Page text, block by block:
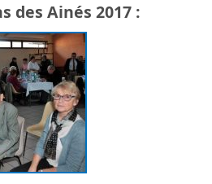
des Ainés 2017 :